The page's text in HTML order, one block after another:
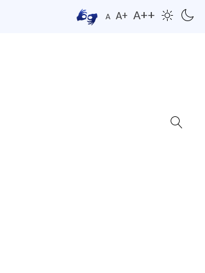
A A+ A++